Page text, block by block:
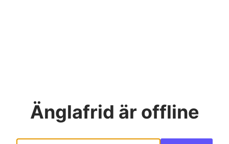
Änglafrid är offline